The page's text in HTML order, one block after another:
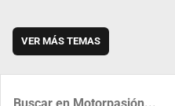
VER MÁS TEMAS